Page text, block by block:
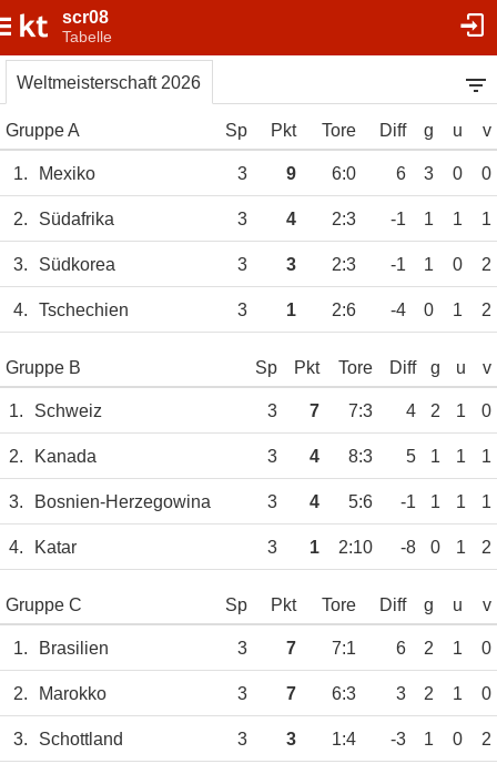
scr08
Tabelle
Weltmeisterschaft 2026
Gruppe A Sp Pkt Tore Diff g u v
1. Mexiko 3 9 6:0 6 3 0 0
2. Südafrika 3 4 2:3 -1 1 1 1
3. Südkorea 3 3 2:3 -1 1 0 2
4. Tschechien 3 1 2:6 -4 0 1 2
Gruppe B Sp Pkt Tore Diff g u v
1. Schweiz 3 7 7:3 4 2 1 0
2. Kanada 3 4 8:3 5 1 1 1
3. Bosnien-Herzegowina 3 4 5:6 -1 1 1 1
4. Katar 3 1 2:10 -8 0 1 2
Gruppe C Sp Pkt Tore Diff g u v
1. Brasilien 3 7 7:1 6 2 1 0
2. Marokko 3 7 6:3 3 2 1 0
3. Schottland 3 3 1:4 -3 1 0 2